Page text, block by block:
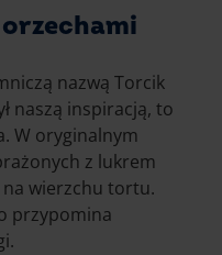
nazwą Torcik
naszą inspiracją, to
W oryginalnym
z lukrem
na wierzchu tortu.
przypomina